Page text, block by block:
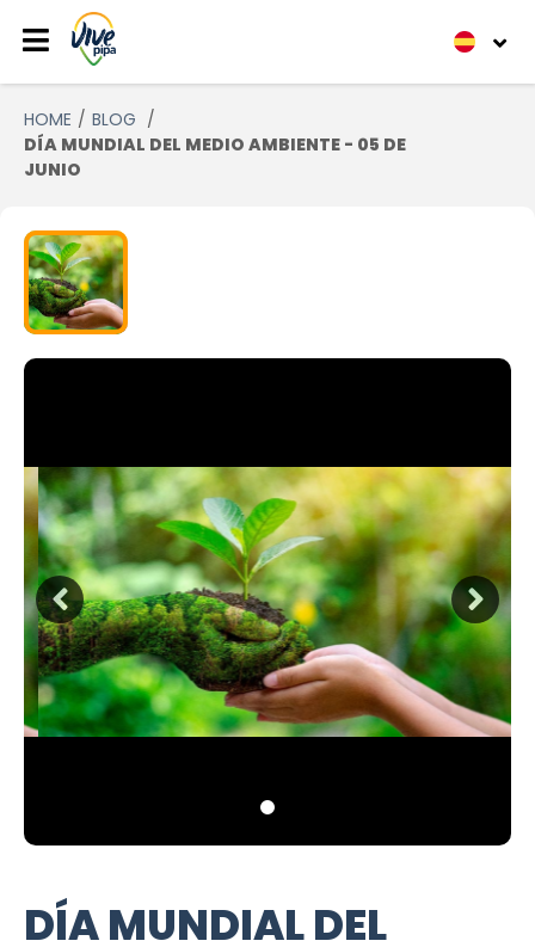
HOME
BLOG
DÍA MUNDIAL DEL MEDIO AMBIENTE - 05 DE
JUNIO
DÍA MUNDIAL DEL